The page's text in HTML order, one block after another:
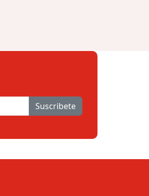
Suscribete